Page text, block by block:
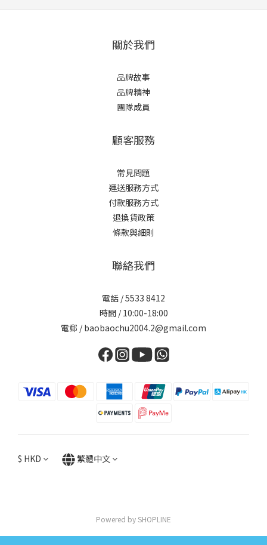
關於我們
品牌故事
品牌精神
團隊成員
顧客服務
常見問題
運送服務方式
付款服務方式
退換貨政策
條款與細則
聯絡我們
電話 / 5533 8412
時間 / 10:00-18:00
電郵 / baobaochu2004.2@gmail.com
$ HKD 繁體中文
Powered by SHOPLINE